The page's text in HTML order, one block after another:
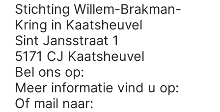
Stichting Willem-Brakman-
Kring in Kaatsheuvel
Sint Jansstraat 1
5171 CJ Kaatsheuvel
Bel ons op:
Meer informatie vind u op:
Of mail naar: